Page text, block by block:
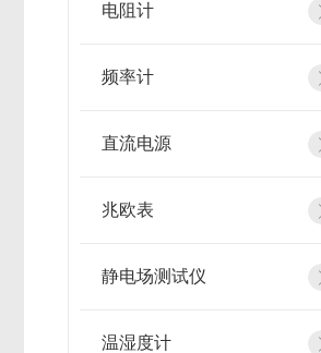
电阻计
频率计
直流电源
兆欧表
静电场测试仪
温湿度计